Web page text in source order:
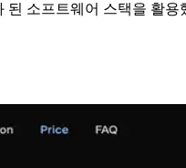
소프트웨어 스택을 활